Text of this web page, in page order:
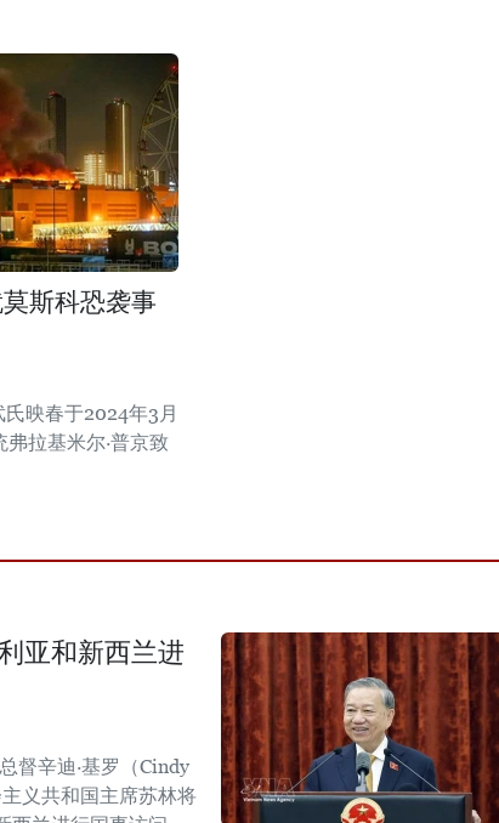
斯科恐袭事
映春于2024年3月
拉基米尔·普京致
亚和新西兰进
督辛迪·基罗（Cindy
义共和国主席苏林将